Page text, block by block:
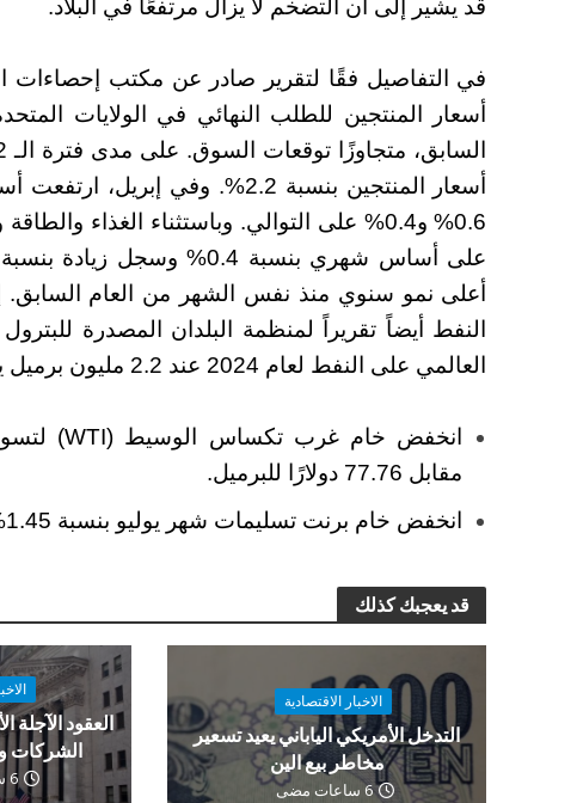
قد يشير إلى أن التضخم لا يزال مرتفعًا في البلاد.
في التفاصيل فقًا لتقرير صادر عن مكتب إحصاءات
السابق، متجاوزًا توقعات السوق.
أسعار المنتجين بنسبة 2.2%.
وفي إبريل، ارتفعت
0.6% و0.4% على التوالي. وباستثناء الغذاء
أعلى نمو سنوي منذ نفس الشهر من العام السابق.
النفط أيضاً تقريراً لمنظمة البلدان المصدرة
العالمي على النفط لعام 2024 عند 2.2 مليون برميل يومياً.
مقابل 77.76 دولارًا للبرميل.
انخفض خام برنت تسليمات شهر يوليو بنسبة 1.45% ليصل إلى 82.15 دولارًا للبرميل.
قد يعجبك كذلك
الاخبار الاقتصادية
التدخل الأمريكي الياباني يعيد تسعير
مخاطر بيع الين
6 ساعات مضى
العقود الآجلة
الشركات
6 ساعات مضى